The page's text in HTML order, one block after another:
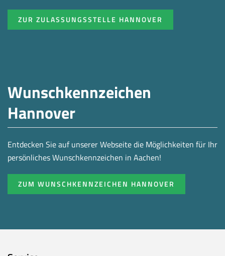
ZUR ZULASSUNGSSTELLE HANNOVER
Wunschkennzeichen
Hannover
Entdecken Sie auf unserer Webseite die Möglichkeiten für Ihr
persönliches Wunschkennzeichen in Aachen!
ZUM WUNSCHKENNZEICHEN HANNOVER